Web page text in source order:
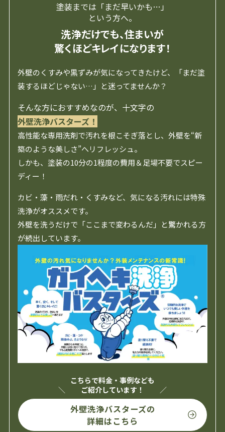
塗装までは「まだ早いかも…」
という方へ。
洗浄だけでも、住まいが
驚くほどキレイになります！
外壁のくすみや黒ずみが気になってきたけど、「まだ塗
装するほどじゃない…」と迷ってませんか？
そんな方におすすめなのが、十文字の
外壁洗浄バスターズ！
高性能な専用洗剤で汚れを根こそぎ落とし、外壁を“新
築のような美しさ”へリフレッシュ。
しかも、塗装の10分の1程度の費用＆足場不要でスピー
ディー！
カビ・藻・雨だれ・くすみなど、気になる汚れには特殊
洗浄がオススメです。
外壁を洗うだけで「ここまで変わるんだ」と驚かれる方
が続出しています。
こちらで料金・事例なども
ご紹介しています！
外壁洗浄バスターズの
詳細はこちら